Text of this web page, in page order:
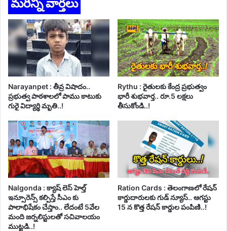
మరిన్ని వార్తలు
Narayanpet : తీవ్ర విషాదం..
ప్రభుత్వ పాఠశాలలో పాము కాటుకు
గురై విద్యార్థి మృతి..!
Rythu : రైతులకు కేంద్ర ప్రభుత్వం
భారీ శుభవార్త.. రూ.5 లక్షలు
తీసుకోండి..!
Nalgonda : క్యాష్ లెస్ హెల్త్
ఇన్సూరెన్స్ కల్పిస్తే సీఎం కు
పాలాభిషేకం చేస్తాం.. లేదంటే 5వేల
మంది జర్నలిస్టులతో సచివాలయం
ముట్టడి..!
Ration Cards : తెలంగాణలో రేషన్
కార్డుదారులకు గుడ్ న్యూస్.. ఆగస్టు
15 న కొత్త రేషన్ కార్డుల పంపిణి..!